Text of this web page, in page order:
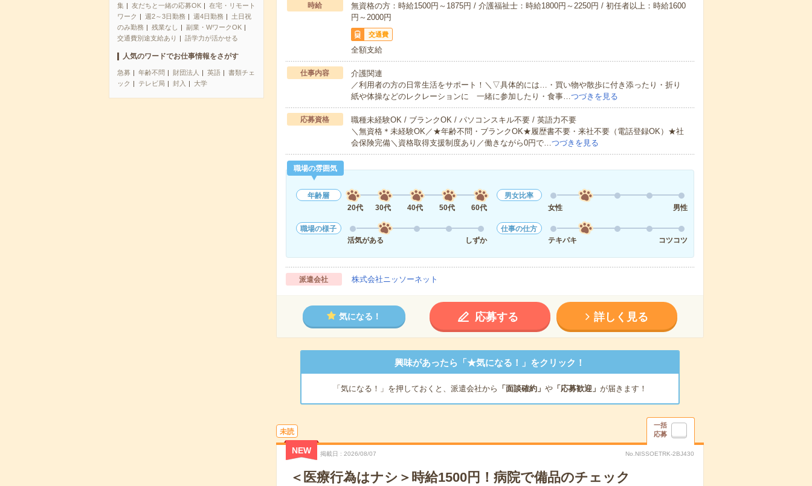
集
友だちと一緒の応募OK
在宅・リモート
ワーク
週2～3日勤務 週4日勤務
土日祝
のみ勤務
残業なし
副業・WワークOK
交通費別途支給あり
語学力が活かせる
人気のワードでお仕事情報をさがす
急募 年齢不問 財団法人 英語
書類チェ
ック
テレビ局 封入 大学
時給
無資格の方：時給1500円～1875円 / 介護福祉士：時給1800円～2250円 / 初任者以上：時給1600
円～2000円
交通費
全額支給
仕事内容
介護関連
／利用者の方の日常生活をサポート！＼▽具体的には…・買い物や散歩に付き添ったり・折り
紙や体操などのレクレーションに 一緒に参加したり・食事…つづきを見る
応募資格
職種未経験OK / ブランクOK / パソコンスキル不要 / 英語力不要
＼無資格＊未経験OK／★年齢不問・ブランクOK★履歴書不要・来社不要（電話登録OK）★社
会保険完備＼資格取得支援制度あり／働きながら0円で…つづきを見る
職場の雰囲気
年齢層
20代
30代 40代 50代 60代
男女比率
女性
男性
職場の様子
活気がある
しずか
仕事の仕方
テキパキ
コツコツ
派遣会社 株式会社ニッソーネット
気になる！ 応募する 詳しく見る
興味があったら「★気になる！」をクリック！
「気になる！」を押しておくと、派遣会社から 「面談確約」 や「応募歓迎」 が届きます！
未読
一括
応募
NEW 掲載日 2026/08/07 No.NISSOETRK-2BJ430
＜医療行為はナシ＞時給1500円！病院で備品のチェック